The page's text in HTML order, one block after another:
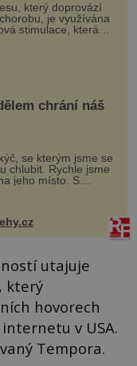
který doprovází
je využívána
stimulace, která
invazivní
zase není vhodný
zacílení ...
chrání náš
se kterým jsme se
chlubit. Rychle jsme
jeho místo. S
jsme si pořídili
domek na severu
si naplánova...
utajuje
který
hovorech
v USA.
Tempora.